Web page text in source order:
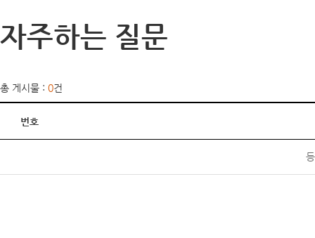
자주하는 질문
총 게시물 : 0건
번호